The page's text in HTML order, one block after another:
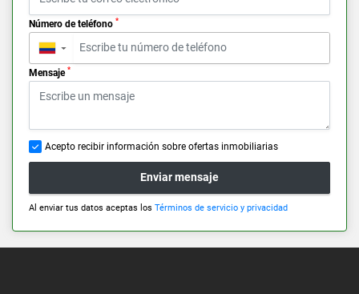
Número de teléfono *
▼
Mensaje *
Acepto recibir información sobre ofertas inmobiliarias
Enviar mensaje
Al enviar tus datos aceptas los Términos de servicio y privacidad